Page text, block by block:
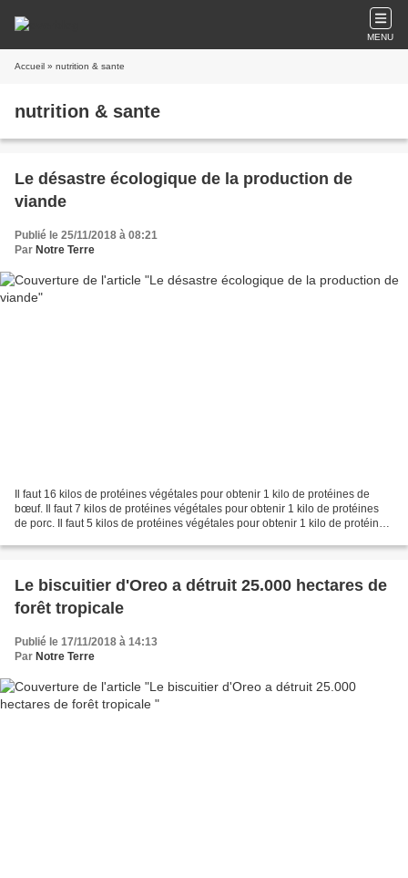
MENU
Accueil » nutrition & sante
nutrition & sante
Le désastre écologique de la production de
viande
Publié le 25/11/2018 à 08:21
Par Notre Terre
Il faut 16 kilos de protéines végétales pour obtenir 1 kilo de protéines de
bœuf. Il faut 7 kilos de protéines végétales pour obtenir 1 kilo de protéines
de porc. Il faut 5 kilos de protéines végétales pour obtenir 1 kilo de protéines
Le biscuitier d'Oreo a détruit 25.000 hectares de
forêt tropicale
Publié le 17/11/2018 à 14:13
Par Notre Terre